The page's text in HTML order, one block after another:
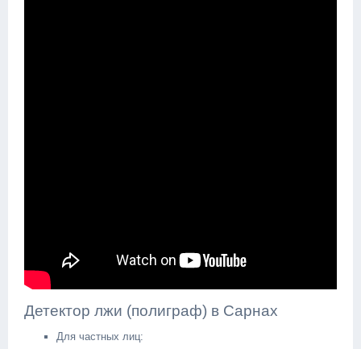
Детектор лжи (полиграф) в Сарнах
Для частных лиц: